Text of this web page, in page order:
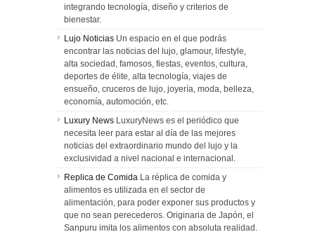
integrando tecnología, diseño y criterios de
bienestar.
Lujo Noticias Un espacio en el que podrás
encontrar las noticias del lujo, glamour, lifestyle,
alta sociedad, famosos, fiestas, eventos, cultura,
deportes de élite, alta tecnología, viajes de
ensueño, cruceros de lujo, joyería, moda, belleza,
economía, automoción, etc.
Luxury News LuxuryNews es el periódico que
necesita leer para estar al día de las mejores
noticias del extraordinario mundo del lujo y la
exclusividad a nivel nacional e internacional.
Replica de Comida La réplica de comida y
alimentos es utilizada en el sector de
alimentación, para poder exponer sus productos y
que no sean perecederos. Originaria de Japón, el
Sanpuru imita los alimentos con absoluta realidad.